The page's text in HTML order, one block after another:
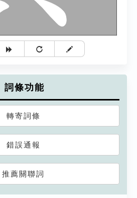
詞條功能
轉寄詞條
錯誤通報
推薦關聯詞